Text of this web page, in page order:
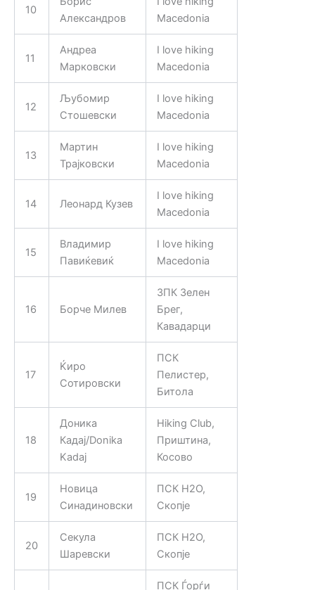
10
Александров
Macedonia
11
Андреа
Марковски
I love hiking
Macedonia
12
Љубомир
Стошевски
I love hiking
Macedonia
13
Мартин
Трајковски
I love hiking
Macedonia
14 Леонард Кузев
I love hiking
Macedonia
15
Владимир
Павиќевиќ
I love hiking
Macedonia
16 Борче Милев
ЗПК Зелен
Брег,
Кавадарци
17
Ќиро
Сотировски
ПСК
Пелистер,
Битола
18
Доника
Кадај/Donika
Kadaj
Hiking Club,
Приштина,
Косово
19
Новица
Синадиновски
ПСК H2O,
Скопје
20
Секула
Шаревски
ПСК H2O,
Скопје
ПСК Ѓорѓи